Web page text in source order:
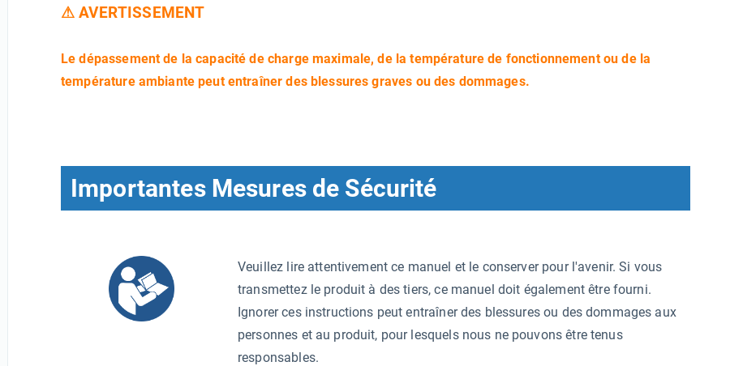
⚠AVERTISSEMENT
Le dépassement de la capacité de charge maximale, de la température de fonctionnement ou de la
température ambiante peut entraîner des blessures graves ou des dommages.
Importantes Mesures de Sécurité
Veuillez lire attentivement ce manuel et le conserver pour l'avenir. Si vous
transmettez le produit à des tiers, ce manuel doit également être fourni.
Ignorer ces instructions peut entraîner des blessures ou des dommages aux
personnes et au produit, pour lesquels nous ne pouvons être tenus
responsables.